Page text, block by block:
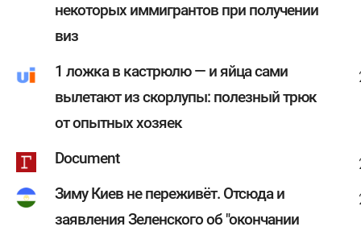
некоторых иммигрантов при получении
виз
1 ложка в кастрюлю — и яйца сами
вылетают из скорлупы: полезный трюк
от опытных хозяек
Document
Зиму Киев не переживёт. Отсюда и
заявления Зеленского об "окончании